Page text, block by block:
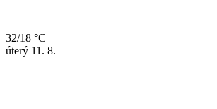
32/18 °C
úterý 11. 8.